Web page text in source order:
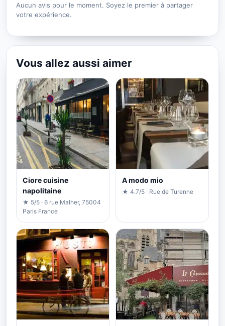
Aucun avis pour le moment. Soyez le premier à partager
votre expérience.
Vous allez aussi aimer
Ciore cuisine
napolitaine
★ 5/5 · 6 rue Malher, 75004
Paris France
A modo mio
★ 4.7/5 · Rue de Turenne